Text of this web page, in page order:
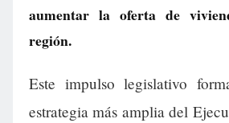
aumentar la oferta de
región.
Este impulso legislativo
estrategia más amplia del